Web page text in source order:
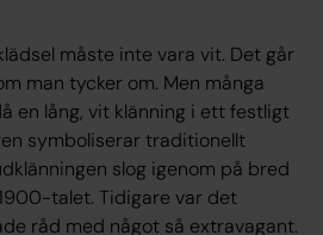
måste inte vara vit. Det går
man tycker om. Men många
en lång, vit klänning i ett festligt
symboliserar traditionellt
slog igenom på bred
talet. Tidigare var det
råd med något så extravagant.